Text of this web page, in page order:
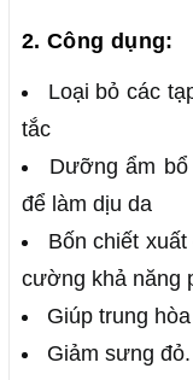
2. Công dụng:
Loại bỏ các
tắc
Dưỡng ẩm
để làm dịu da
Bốn chiết
cường khả năng
Giúp trung
Giảm sưng đỏ.